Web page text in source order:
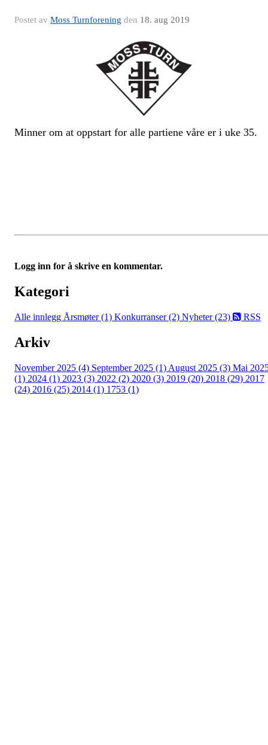
Postet av Moss Turnforening den 18. aug 2019
Minner om at oppstart for alle partiene våre er i uke 35.
Logg inn for å skrive en kommentar.
Kategori
Alle innlegg Årsmøter (1) Konkurranser (2) Nyheter (23) RSS
Arkiv
November 2025 (4) September 2025 (1) August 2025 (3) Mai
(1) 2024 (1) 2023 (3) 2022 (2) 2020 (3) 2019 (20) 2018 (29) 2017
(24) 2016 (25) 2014 (1) 1753 (1)